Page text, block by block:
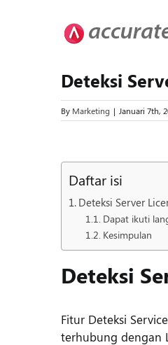
Deteksi
By Marketing | Januari 7th,
Larger
Image
Daftar isi
Deteksi Server
Dapat ikuti
Kesimpulan
Deteksi
Fitur Deteksi
terhubung dengan